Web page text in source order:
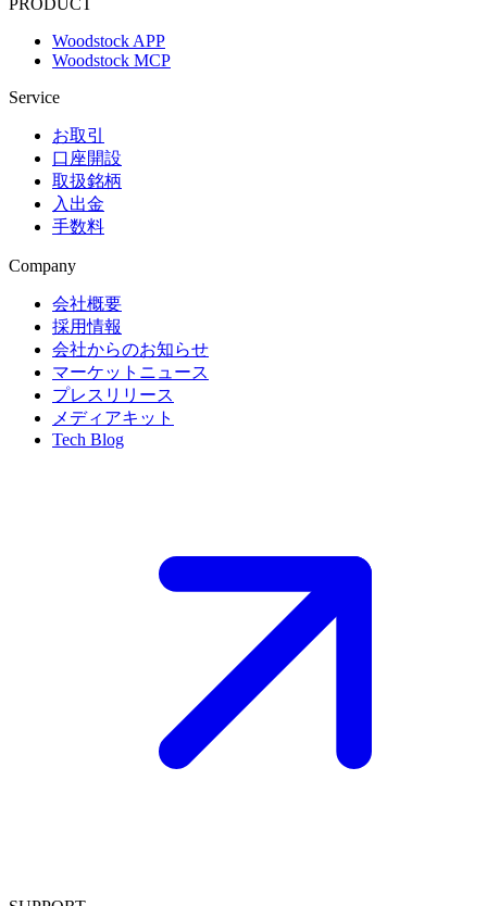
Woodstock APP
Woodstock MCP
Service
お取引
口座開設
取扱銘柄
入出金
手数料
Company
会社概要
採用情報
会社からのお知らせ
マーケットニュース
プレスリリース
メディアキット
Tech Blog